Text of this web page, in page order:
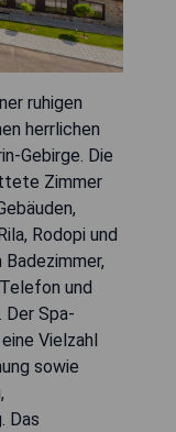
ruhigen
herrlichen
Gebirge. Die
Zimmer
Rodopi und
und
Spa-
Vielzahl
sowie
Das